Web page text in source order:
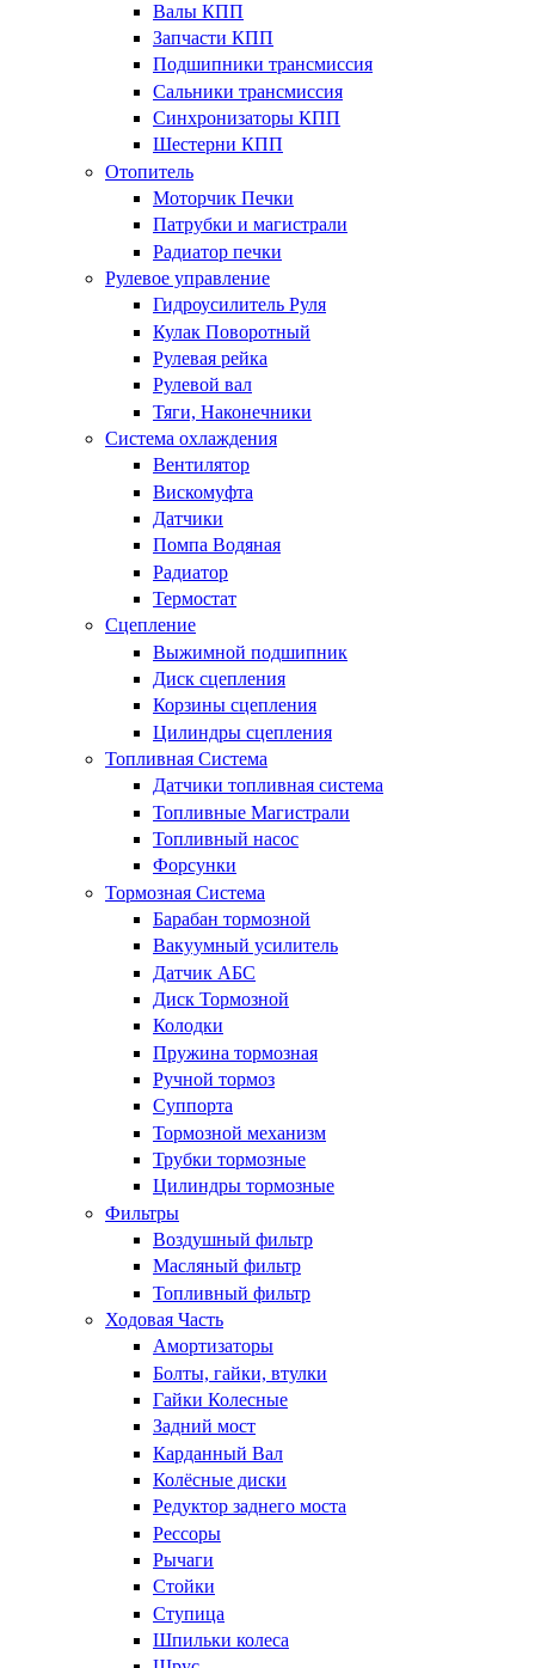
Валы КПП
Запчасти КПП
Подшипники трансмиссия
Сальники трансмиссия
Синхронизаторы КПП
Шестерни КПП
Отопитель
Моторчик Печки
Патрубки и магистрали
Радиатор печки
Рулевое управление
Гидроусилитель Руля
Кулак Поворотный
Рулевая рейка
Рулевой вал
Тяги, Наконечники
Система охлаждения
Вентилятор
Вискомуфта
Датчики
Помпа Водяная
Радиатор
Термостат
Сцепление
Выжимной подшипник
Диск сцепления
Корзины сцепления
Цилиндры сцепления
Топливная Система
Датчики топливная система
Топливные Магистрали
Топливный насос
Форсунки
Тормозная Система
Барабан тормозной
Вакуумный усилитель
Датчик АБС
Диск Тормозной
Колодки
Пружина тормозная
Ручной тормоз
Суппорта
Тормозной механизм
Трубки тормозные
Цилиндры тормозные
Фильтры
Воздушный фильтр
Масляный фильтр
Топливный фильтр
Ходовая Часть
Амортизаторы
Болты, гайки, втулки
Гайки Колесные
Задний мост
Карданный Вал
Колёсные диски
Редуктор заднего моста
Рессоры
Рычаги
Стойки
Ступица
Шпильки колеса